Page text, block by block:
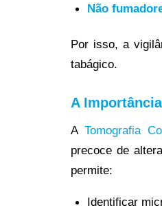
Não
Por isso, a
tabágico.
A
ATomografia
precoce de
permite:
Identificar